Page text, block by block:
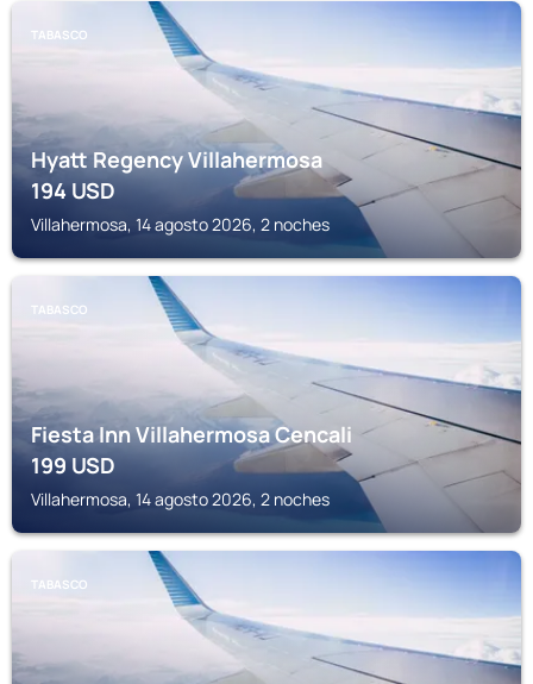
TABASCO
Hyatt Regency Villahermosa
194USD
Villahermosa, 14 agosto 2026, 2 noches
TABASCO
Fiesta Inn Villahermosa Cencali
199USD
Villahermosa, 14 agosto 2026, 2 noches
TABASCO